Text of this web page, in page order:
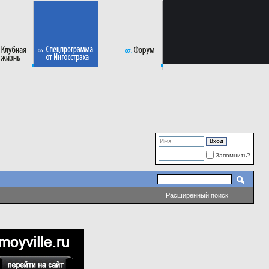
Запомнить?
Расширенный поиск